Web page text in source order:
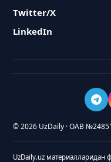
Twitter/X
LinkedIn
© 2026 UzDaily · ОАВ
UzDaily.uz материалларидан